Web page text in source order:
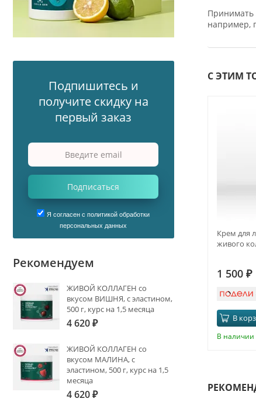
Принимать
например,
С ЭТИМ
Крем для
живого
1 500 ₽
В
В наличии
Подпишитесь и
получите скидку на
первый заказ
Подписаться
Я согласен с политикой обработки
персональных данных
Рекомендуем
ЖИВОЙ КОЛЛАГЕН со
вкусом ВИШНЯ, с эластином,
500 г, курс на 1,5 месяца
4 620₽
ЖИВОЙ КОЛЛАГЕН со
вкусом МАЛИНА, с
эластином, 500 г, курс на 1,5
месяца
4 620₽